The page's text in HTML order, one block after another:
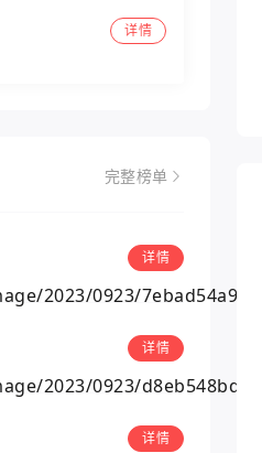
详情
完整榜单
详情
详情
详情